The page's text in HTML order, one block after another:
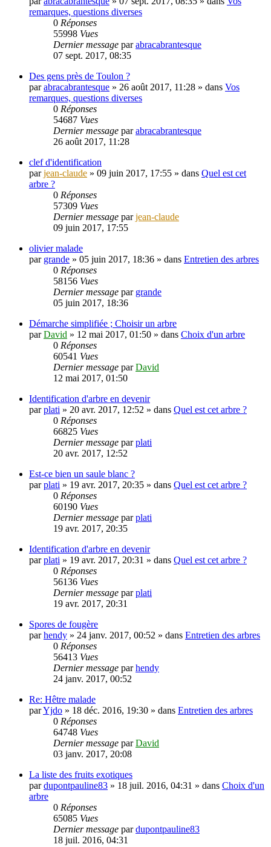
remarques, questions diverses
0 Réponses
55998 Vues
Dernier message parabracabrantesque
07 sept. 2017, 08:35
Des gens près de Toulon ?
parabracabrantesque » 26 août 2017, 11:28 » dans Vos
remarques, questions diverses
0 Réponses
54687 Vues
Dernier message parabracabrantesque
26 août 2017, 11:28
clef d'identification
parjean-claude » 09 juin 2017, 17:55 » dans Quel est cet
arbre ?
0 Réponses
57309 Vues
Dernier message parjean-claude
09 juin 2017, 17:55
olivier malade
par grande » 05 juin 2017, 18:36 » dans Entretien des arbres
0 Réponses
58156 Vues
Dernier message par grande
05 juin 2017, 18:36
Démarche simplifiée ; Choisir un arbre
parDavid » 12 mai 2017, 01:50 » dans Choix d'un arbre
0 Réponses
60541 Vues
Dernier message parDavid
12 mai 2017, 01:50
Identification d'arbre en devenir
parplati » 20 avr. 2017, 12:52 » dans Quel est cet arbre ?
0 Réponses
66825 Vues
Dernier message parplati
20 avr. 2017, 12:52
Est-ce bien un saule blanc ?
parplati » 19 avr. 2017, 20:35 » dans Quel est cet arbre ?
0 Réponses
60190 Vues
Dernier message parplati
19 avr. 2017, 20:35
Identification d'arbre en devenir
parplati » 19 avr. 2017, 20:31 » dans Quel est cet arbre ?
0 Réponses
56136 Vues
Dernier message parplati
19 avr. 2017, 20:31
Spores de fougère
parhendy » 24 janv. 2017, 00:52 » dans Entretien des arbres
0 Réponses
56413 Vues
Dernier message parhendy
24 janv. 2017, 00:52
Re: Hêtre malade
parYjdo » 18 déc. 2016, 19:30 » dans Entretien des arbres
0 Réponses
64748 Vues
Dernier message parDavid
03 janv. 2017, 20:08
La liste des fruits exotiques
pardupontpauline83 » 18 juil. 2016, 04:31 » dans Choix d'un
arbre
0 Réponses
65085 Vues
Dernier message pardupontpauline83
18 juil. 2016, 04:31